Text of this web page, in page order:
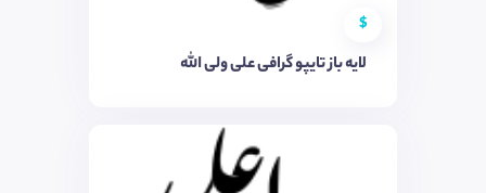
$
لایه باز تایپو گرافی علی ولی الله